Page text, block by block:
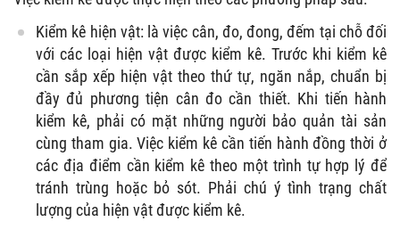
Kiểm kê hiện vật: là việc cân, đo, đong, đếm tại chỗ đối
với các loại hiện vật được kiểm kê. Trước khi kiểm kê
cần sắp xếp hiện vật theo thứ tự, ngăn nắp, chuẩn bị
đầy đủ phương tiện cân đo cần thiết. Khi tiến hành
kiểm kê, phải có mặt những người bảo quản tài sản
cùng tham gia. Việc kiểm kê cần tiến hành đồng thời ở
các địa điểm cần kiểm kê theo một trình tự hợp lý để
tránh trùng hoặc bỏ sót. Phải chú ý tình trạng chất
lượng của hiện vật được kiểm kê.